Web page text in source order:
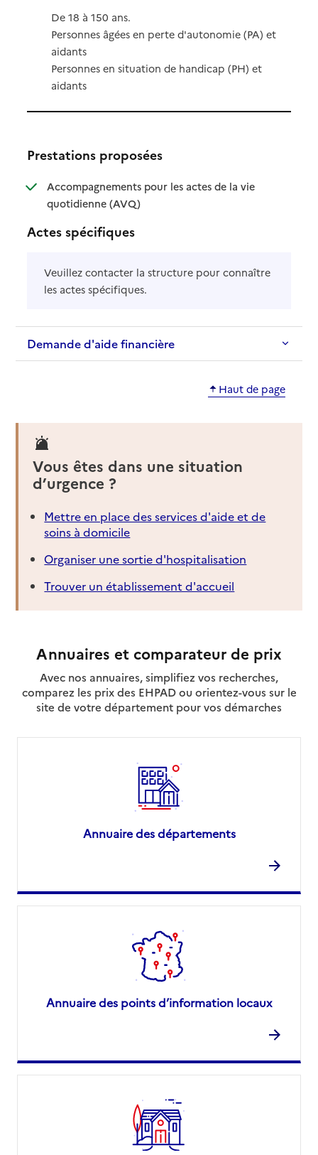
De 18 à 150 ans.
Personnes âgées en perte d'autonomie (PA) et
aidants
Personnes en situation de handicap (PH) et
aidants
Prestations proposées
Accompagnements pour les actes de la vie
quotidienne (AVQ): disponible
: non disponible
Actes spécifiques
Veuillez contacter la structure pour connaître
les actes spécifiques.
Demande d'aide financière
Haut de page
Vous êtes dans une situation
d’urgence ?
Mettre en place des services d'aide et de
soins à domicile
Organiser une sortie d'hospitalisation
Trouver un établissement d'accueil
Annuaires et comparateur de prix
Avec nos annuaires, simplifiez vos recherches,
comparez les prix des EHPAD ou orientez-vous sur le
site de votre département pour vos démarches
Annuaire des départements
Annuaire des points d’information locaux